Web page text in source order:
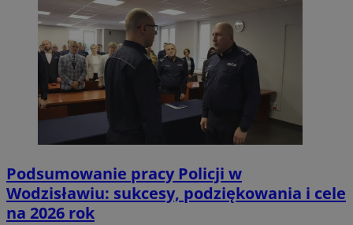
Podsumowanie pracy Policji w
Wodzisławiu: sukcesy, podziękowania i cele
na 2026 rok